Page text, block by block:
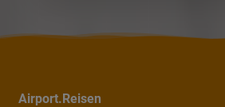
Airport.Reisen